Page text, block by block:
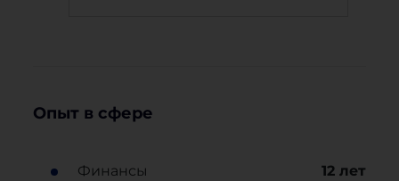
Опыт в сфере
Финансы 12 лет